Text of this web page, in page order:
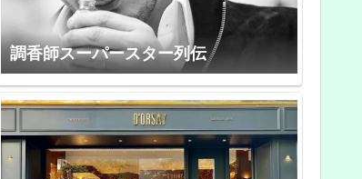
調香師スーパースター列伝